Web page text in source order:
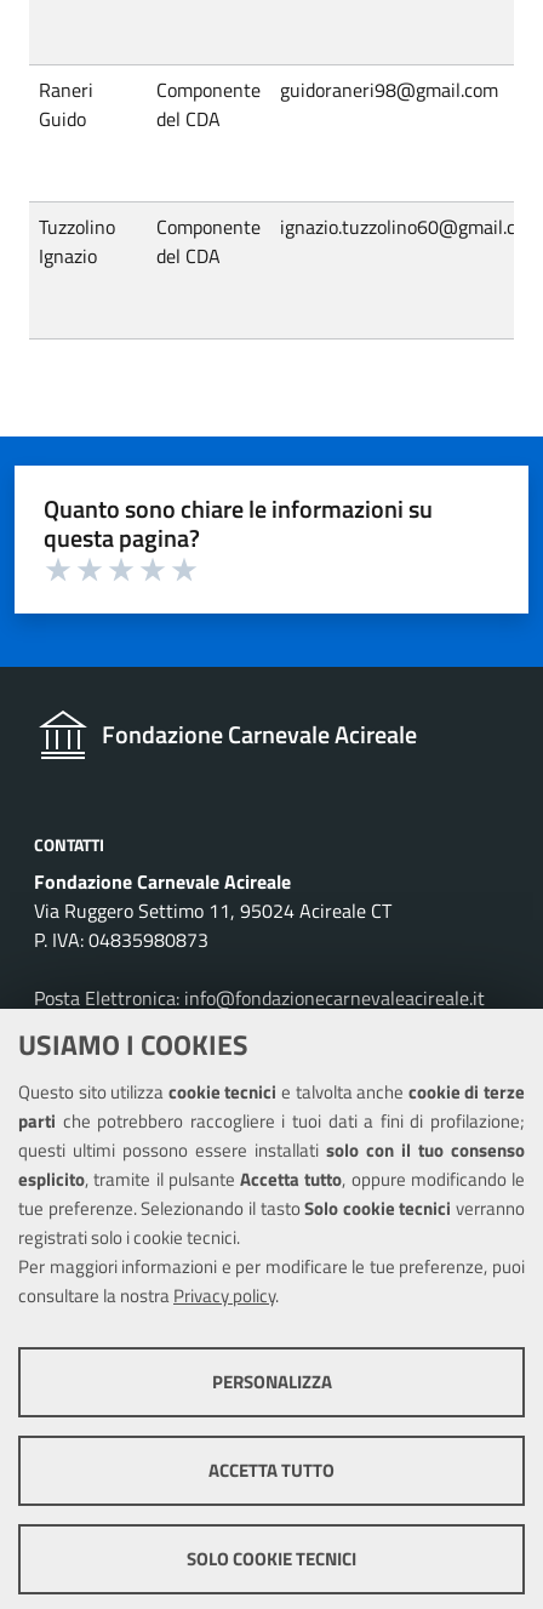
USIAMO I COOKIES
Questo sito utilizzacookie tecnicie talvolta anche cookie di terze
parti che potrebbero raccogliere i tuoi dati a fini di profilazione;
questi ultimi possono essere installati solo con il tuo consenso
esplicito, tramite il pulsante Accetta tutto, oppure modificando le
tue preferenze. Selezionando il tastoSolo cookie tecnici verranno
registrati solo i cookie tecnici.
Per maggiori informazioni e per modificare le tue preferenze, puoi
consultare la nostraPrivacy policy.
ottimale per ogni utente. Essi non raccolgono i tuoi dati e le tue
informazioni di navigazione per scopi di marketing e profilazione, e
pertanto possono essere utilizzati senza bisogno di acquisire il tuo
Mostra altre informazioni
PERSONALIZZA
ACCETTA TUTTO
SOLO COOKIE TECNICI
Raneri
Guido
Componente
del CDA
guidoraneri98@gmail.com
Tuzzolino
Ignazio
Componente
del CDA
ignazio.tuzzolino60@gmail.com
Quanto sono chiare le informazioni su
questa pagina?
Fondazione Carnevale Acireale
CONTATTI
Fondazione Carnevale Acireale
Via Ruggero Settimo 11, 95024 Acireale CT
P. IVA: 04835980873
Posta Elettronica: info@fondazionecarnevaleacireale.it
Leggi le FAQ
Amministrazione trasparente
Informativa privacy
Note legali
Dichiarazione di accessibilità
Note legali Mappa del sito
Cookie